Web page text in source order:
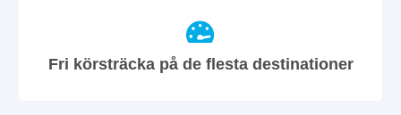
Fri körsträcka på de flesta destinationer